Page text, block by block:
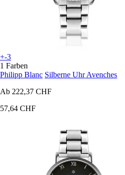
+-3
1 Farben
Philipp Blanc Silberne Uhr Avenches
Ab 222,37 CHF
57,64 CHF